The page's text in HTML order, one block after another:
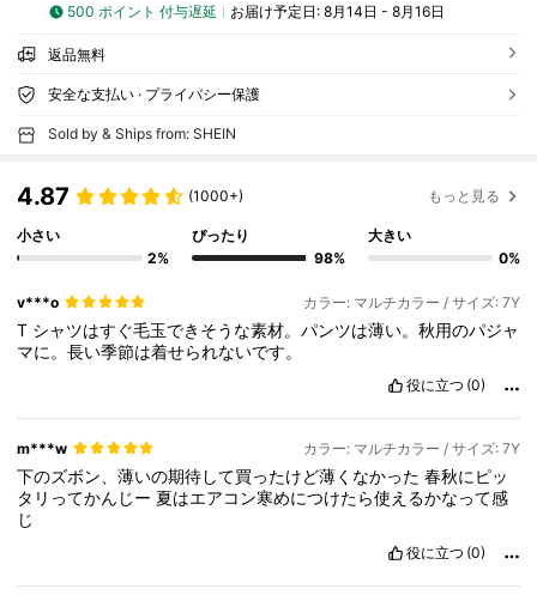
500 ポイント 付与遅延 お届け予定日: 8月14日 - 8月16日
返品無料
安全な支払い · プライバシー保護
Sold by & Ships from: SHEIN
4.87 (1000+) もっと見る
小さい
2%
ぴったり
98%
大きい
0%
v***o カラー: マルチカラー / サイズ: 7Y
T シャツはすぐ毛玉できそうな素材。パンツは薄い。秋用のパジャ
マに。長い季節は着せられないです。
役に立つ (0)
m***w カラー: マルチカラー / サイズ: 7Y
下のズボン、薄いの期待して買ったけど薄くなかった春秋にピッ
タリってかんじー 夏はエアコン寒めにつけたら使えるかなって感
じ
役に立つ (0)